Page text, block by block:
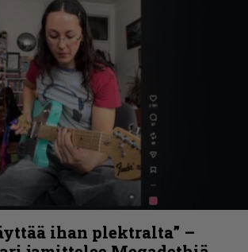
ihan plektralta” –